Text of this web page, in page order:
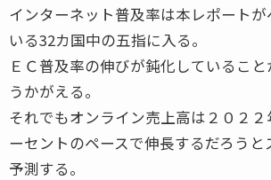
インターネット普及率は本レポート
いる32カ国中の五指に入る。
ＥＣ普及率の伸びが鈍化しているこ
うかがえる。
それでもオンライン売上高は２０２
ーセントのペースで伸長するだろうと
予測する。